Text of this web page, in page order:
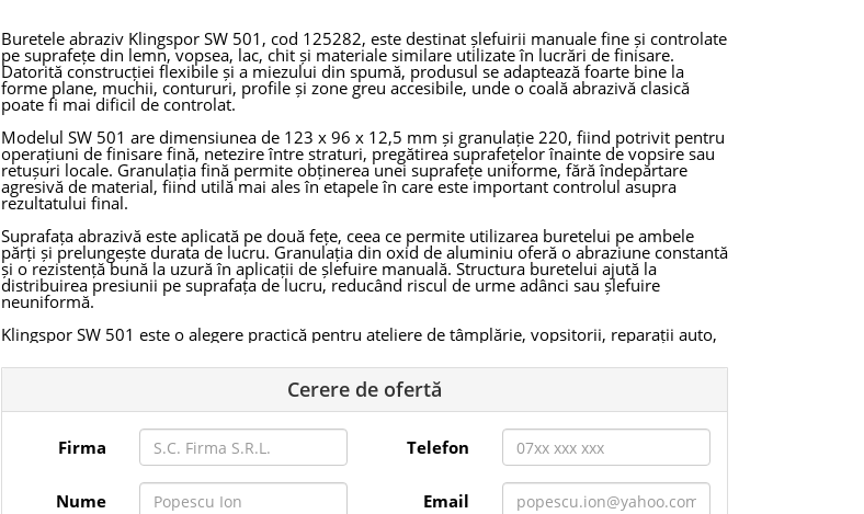
Buretele abraziv Klingspor SW 501, cod 125282, este destinat șlefuirii manuale fine și controlate
pe suprafețe din lemn, vopsea, lac, chit și materiale similare utilizate în lucrări de finisare.
Datorită construcției flexibile și a miezului din spumă, produsul se adaptează foarte bine la
forme plane, muchii, contururi, profile și zone greu accesibile, unde o coală abrazivă clasică
poate fi mai dificil de controlat.
Modelul SW 501 are dimensiunea de 123 x 96 x 12,5 mm și granulație 220, fiind potrivit pentru
operațiuni de finisare fină, netezire între straturi, pregătirea suprafețelor înainte de vopsire sau
retușuri locale. Granulația fină permite obținerea unei suprafețe uniforme, fără îndepărtare
agresivă de material, fiind utilă mai ales în etapele în care este important controlul asupra
rezultatului final.
Suprafața abrazivă este aplicată pe două fețe, ceea ce permite utilizarea buretelui pe ambele
părți și prelungește durata de lucru. Granulația din oxid de aluminiu oferă o abraziune constantă
și o rezistență bună la uzură în aplicații de șlefuire manuală. Structura buretelui ajută la
distribuirea presiunii pe suprafața de lucru, reducând riscul de urme adânci sau șlefuire
neuniformă.
Klingspor SW 501 este o alegere practică pentru ateliere de tâmplărie, vopsitorii, reparații auto,
suprafețe profilate sau sensibile. Produsul este lavabil și reutilizabil, ceea ce îl face eficient
pentru lucrări repetate și pentru utilizare profesională.
Prin combinația dintre flexibilitate, granulație fină și acoperire abrazivă pe două fețe, buretele
abraziv Klingspor SW 501 oferă control bun în șlefuirea manuală și un finisaj uniform înaintea
etapelor finale de prelucrare sau acoperire.
Producător: Klingspor
Cerere de ofertă
Firma
Nume
Telefon
Email